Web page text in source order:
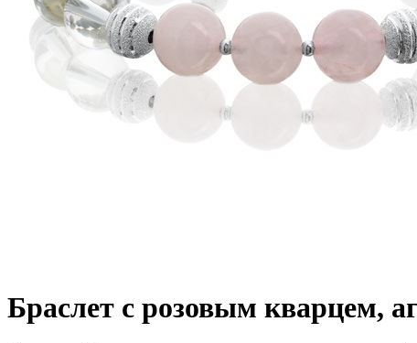
Браслет с розовым кварцем,